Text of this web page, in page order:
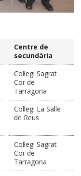
Centre de
secundària
Col·legi Sagrat
Cor de
Tarragona
Col·legi La Salle
de Reus
Col·legi Sagrat
Cor de
Tarragona